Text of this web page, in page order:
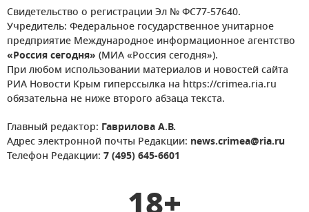
Свидетельство о регистрации Эл № ФС77-57640.
Учредитель: Федеральное государственное унитарное
предприятие Международное информационное агентство
«Россия сегодня» (МИА «Россия сегодня»).
При любом использовании материалов и новостей сайта
РИА Новости Крым гиперссылка на https://crimea.ria.ru
обязательна не ниже второго абзаца текста.
Главный редактор: Гаврилова А.В.
Адрес электронной почты Редакции: news.crimea@ria.ru
Телефон Редакции: 7 (495) 645-6601